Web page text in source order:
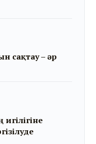
сақтау – әр